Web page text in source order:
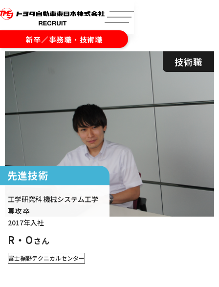
新卒／事務職・技術職
技術職
先進技術
工学研究科 機械システム工学
専攻 卒
2017年入社
R・Oさん
富士裾野テクニカルセンター